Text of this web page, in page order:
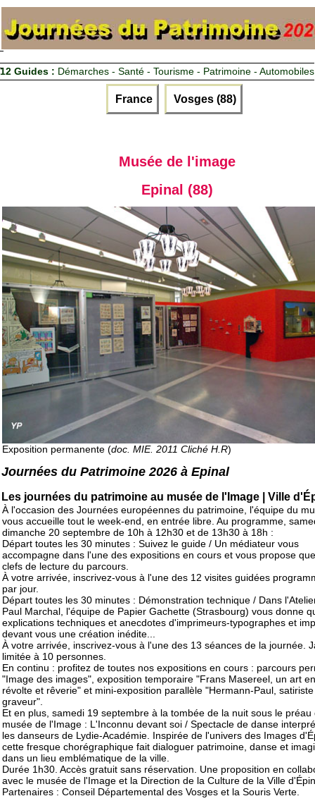
12 Guides : Démarches - Santé - Tourisme - Patrimoine - Automobiles
France Vosges (88)
Musée de l'image
Epinal (88)
Exposition permanente (doc. MIE. 2011 Cliché H.R)
Journées du Patrimoine 2026 à Epinal
Les journées du patrimoine au musée de l'Image | Ville
À l'occasion des Journées européennes du patrimoine, l'équipe du
vous accueille tout le week-end, en entrée libre. Au programme,
dimanche 20 septembre de 10h à 12h30 et de 13h30 à 18h :
Départ toutes les 30 minutes : Suivez le guide / Un médiateur vous
accompagne dans l'une des expositions en cours et vous propose
clefs de lecture du parcours.
À votre arrivée, inscrivez-vous à l'une des 12 visites guidées
par jour.
Départ toutes les 30 minutes : Démonstration technique / Dans
Paul Marchal, l'équipe de Papier Gachette (Strasbourg) vous donne
explications techniques et anecdotes d'imprimeurs-typographes et
devant vous une création inédite...
À votre arrivée, inscrivez-vous à l'une des 13 séances de la journée.
limitée à 10 personnes.
En continu : profitez de toutes nos expositions en cours : parcours
"Image des images", exposition temporaire "Frans Masereel, un art
révolte et rêverie" et mini-exposition parallèle "Hermann-Paul,
graveur".
Et en plus, samedi 19 septembre à la tombée de la nuit sous le préau
musée de l'Image : L'Inconnu devant soi / Spectacle de danse
les danseurs de Lydie-Académie. Inspirée de l'univers des Images
cette fresque chorégraphique fait dialoguer patrimoine, danse et
dans un lieu emblématique de la ville.
Durée 1h30. Accès gratuit sans réservation. Une proposition en
avec le musée de l'Image et la Direction de la Culture de la Ville
Partenaires : Conseil Départemental des Vosges et la Souris Verte.